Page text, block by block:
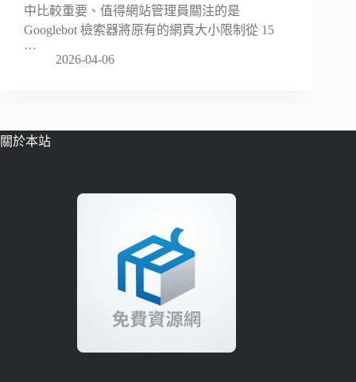
中比較重要、值得網站管理員關注的是
Googlebot 檢索器將原有的網頁大小限制從 15
…
2026-04-06
關於本站